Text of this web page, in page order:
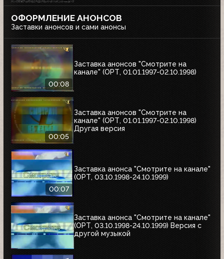
ОФОРМЛЕНИЕ АНОНСОВ
Заставки анонсов и сами анонсы
00:08
Заставка анонсов "Смотрите на
канале" (ОРТ, 01.01.1997-02.10.1998)
00:05
Заставка анонсов "Смотрите на
канале" (ОРТ, 01.01.1997-02.10.1998)
Другая версия
00:07
Заставка анонса "Смотрите на канале"
(ОРТ, 03.10.1998-24.10.1999)
Заставка анонса "Смотрите на канале"
(ОРТ, 03.10.1998-24.10.1999) Версия с
другой музыкой